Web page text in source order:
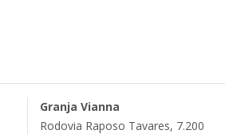
Granja Vianna
Rodovia Raposo Tavares, 7.200